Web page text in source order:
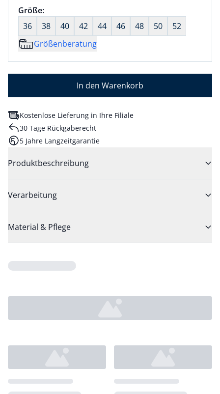
Größenauswahl:
Größe:nichts ausgewählt
36
38 40 42 44 46 48 50
52
Größenberatung
In den Warenkorb
Kostenlose Lieferung in Ihre Filiale
30 Tage Rückgaberecht
5 Jahre Langzeitgarantie
Produktbeschreibung
Verarbeitung
Material & Pflege